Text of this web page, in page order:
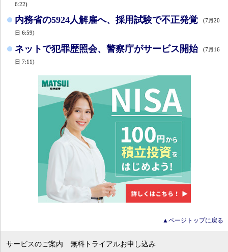
6:22)
内務省の5924人解雇へ、採用試験で不正発覚
(7月20
日 6:59)
ネットで犯罪歴照会、警察庁がサービス開始
(7月16
日 7:11)
▲ページトップに戻る
サービスのご案内 無料トライアルお申し込み